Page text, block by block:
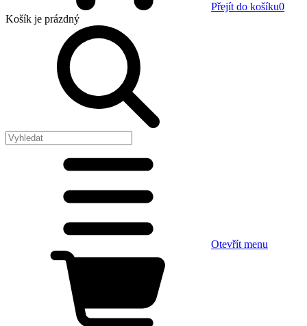
Přejít do košíku0
Košík je prázdný
Otevřít menu